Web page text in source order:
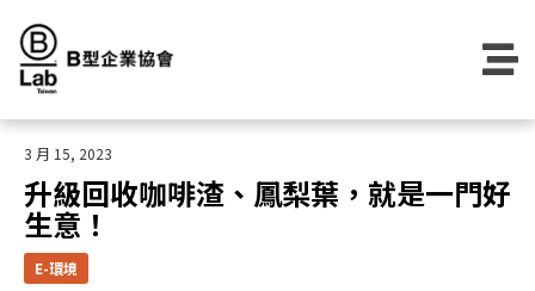
content
E-環境
升級回收咖啡渣、鳳梨葉，就是一門好
生意！
3 月 15, 2023